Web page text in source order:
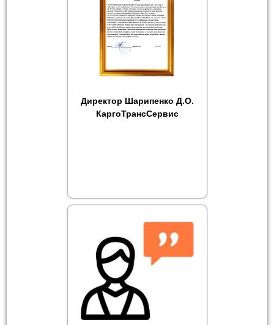
Директор Шарипенко Д.О.
КаргоТрансСервис